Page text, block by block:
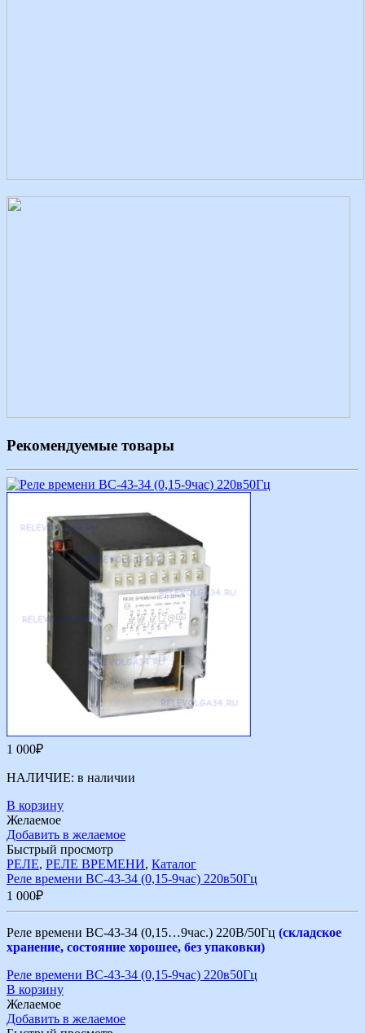
Рекомендуемые товары
1 000₽
НАЛИЧИЕ: в наличии
В корзину
Желаемое
Добавить в желаемое
Быстрый просмотр
РЕЛЕ, РЕЛЕ ВРЕМЕНИ, Каталог
Реле времени ВС-43-34 (0,15-9час) 220в50Гц
1 000₽
Реле времени ВС-43-34 (0,15…9час.) 220В/50Гц (складское
хранение, состояние хорошее, без упаковки)
Реле времени ВС-43-34 (0,15-9час) 220в50Гц
В корзину
Желаемое
Добавить в желаемое